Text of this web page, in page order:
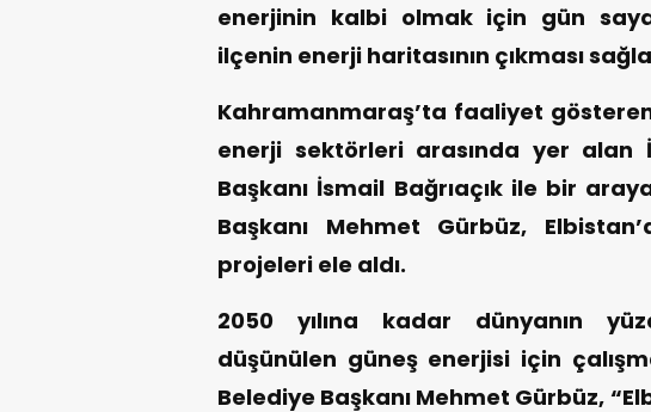
enerjinin kalbi olmak için gün
ilçenin enerji haritasının çıkması
Kahramanmaraş’ta faaliyet
enerji sektörleri arasında yer alan
Başkanı İsmail Bağrıaçık ile bir
Başkanı Mehmet Gürbüz,
projeleri ele aldı.
2050 yılına kadar dünyanın
düşünülen güneş enerjisi için
Belediye Başkanı Mehmet Gürbüz,